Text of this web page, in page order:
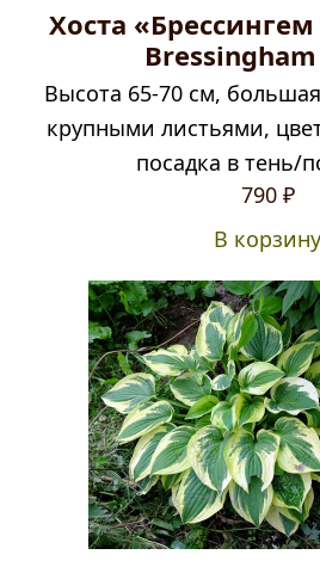
Хоста
Высота 65-70 см,
крупными листьями,
посадка в тень/
990 ₽.
790 ₽
В корзину